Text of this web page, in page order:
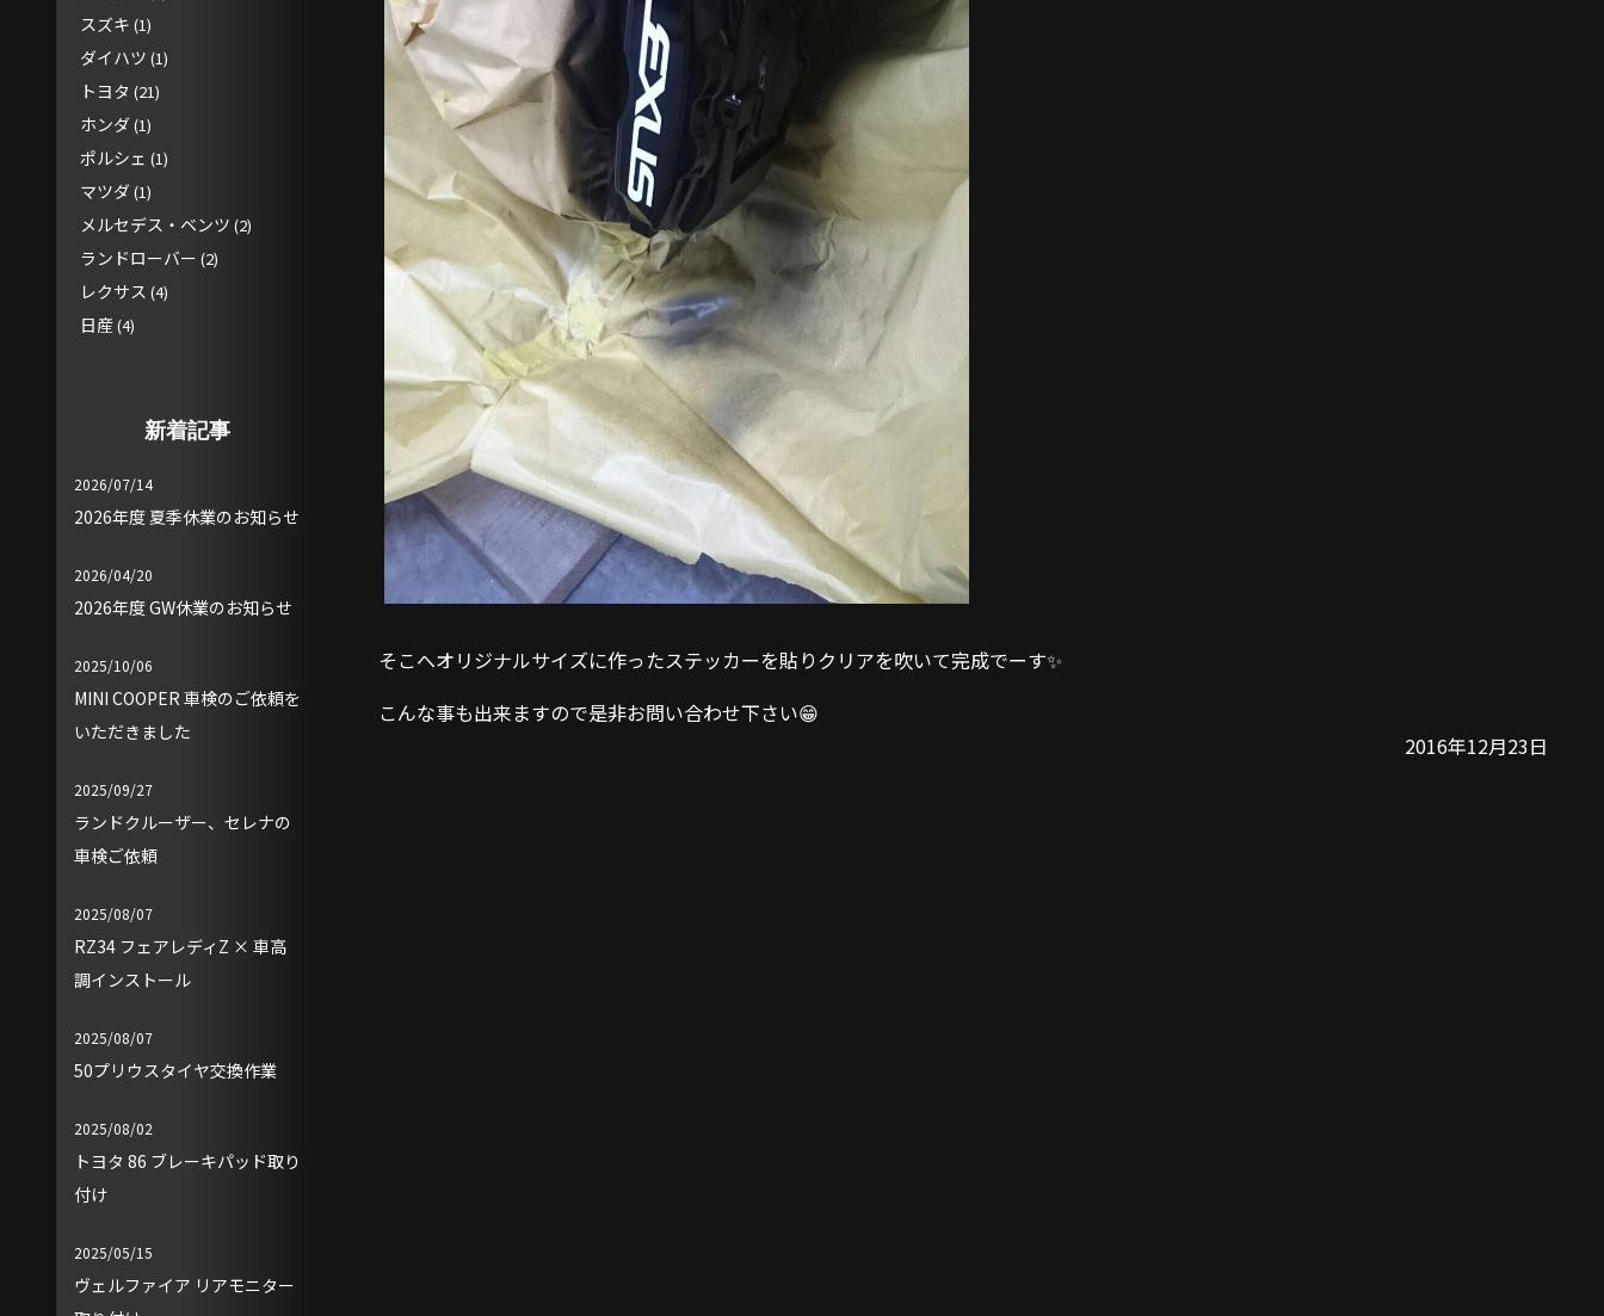
そこへオリジナルサイズに作ったステッカーを貼りクリアを吹いて完成でーす✨
こんな事も出来ますので是非お問い合わせ下さい😁
2016年12月23日
スズキ (1)
ダイハツ (1)
トヨタ (21)
ホンダ (1)
ポルシェ (1)
マツダ (1)
メルセデス・ベンツ (2)
ランドローバー (2)
レクサス (4)
日産(4)
新着記事
2026/07/14
2026年度 夏季休業のお知らせ
2026/04/20
2026年度 GW休業のお知らせ
2025/10/06
MINI COOPER 車検のご依頼を
いただきました
2025/09/27
ランドクルーザー、セレナの
車検ご依頼
2025/08/07
RZ34 フェアレディZ × 車高
調インストール
2025/08/07
50プリウスタイヤ交換作業
2025/08/02
トヨタ 86 ブレーキパッド取り
付け
2025/05/15
ヴェルファイア リアモニター